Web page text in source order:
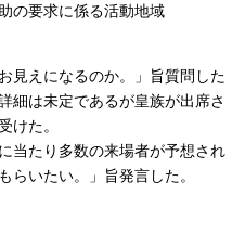
の要求に係る活動地域
見えになるのか。」旨質問した
細は未定であるが皇族が出席さ
けた。
当たり多数の来場者が予想され
らいたい。」旨発言した。